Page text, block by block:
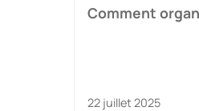
Comment
22 juillet 2025